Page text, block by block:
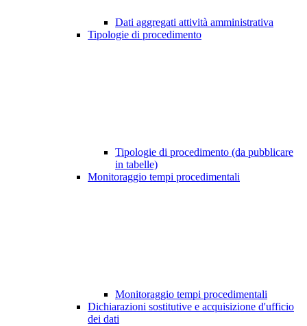
Dati aggregati attività amministrativa
Tipologie di procedimento
Tipologie di procedimento (da pubblicare
in tabelle)
Monitoraggio tempi procedimentali
Monitoraggio tempi procedimentali
Dichiarazioni sostitutive e acquisizione d'ufficio
dei dati